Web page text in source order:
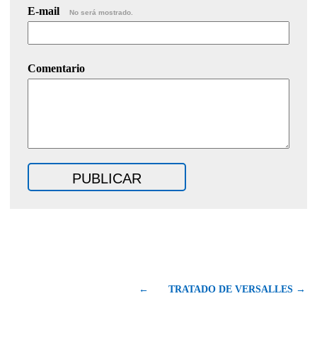
E-mail No será mostrado.
Comentario
← TRATADO DE VERSALLES →